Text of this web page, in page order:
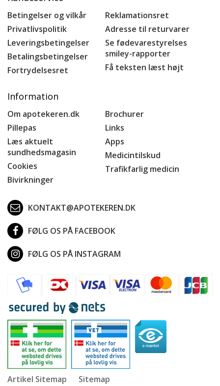
Betingelser og vilkår
Privatlivspolitik
Leveringsbetingelser
Betalingsbetingelser
Fortrydelsesret
Reklamationsret
Adresse til returvarer
Se fødevarestyrelses
smiley-rapporter
Få teksten læst højt
Information
Om apotekeren.dk
Pillepas
Læs aktuelt
sundhedsmagasin
Cookies
Bivirkninger
Brochurer
Links
Apps
Medicintilskud
Trafikfarlig medicin
KONTAKT@APOTEKEREN.DK
FØLG OS PÅ FACEBOOK
FØLG OS PÅ INSTAGRAM
Artikel Sitemap Sitemap